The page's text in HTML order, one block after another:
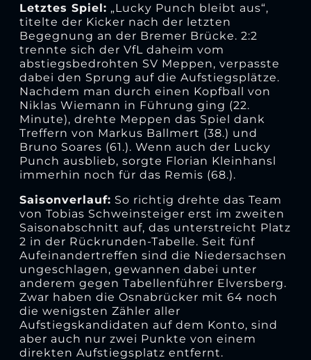
Letztes Spiel: „Lucky Punch bleibt aus“,
titelte der Kicker nach der letzten
Begegnung an der Bremer Brücke. 2:2
trennte sich der VfL daheim vom
abstiegsbedrohten SV Meppen, verpasste
dabei den Sprung auf die Aufstiegsplätze.
Nachdem man durch einen Kopfball von
Niklas Wiemann in Führung ging (22.
Minute), drehte Meppen das Spiel dank
Treffern von Markus Ballmert (38.) und
Bruno Soares (61.). Wenn auch der Lucky
Punch ausblieb, sorgte Florian Kleinhansl
immerhin noch für das Remis (68.).
Saisonverlauf: So richtig drehte das Team
von Tobias Schweinsteiger erst im zweiten
Saisonabschnitt auf, das unterstreicht Platz
2 in der Rückrunden-Tabelle. Seit fünf
Aufeinandertreffen sind die Niedersachsen
ungeschlagen, gewannen dabei unter
anderem gegen Tabellenführer Elversberg.
Zwar haben die Osnabrücker mit 64 noch
die wenigsten Zähler aller
Aufstiegskandidaten auf dem Konto, sind
aber auch nur zwei Punkte von einem
direkten Aufstiegsplatz entfernt.